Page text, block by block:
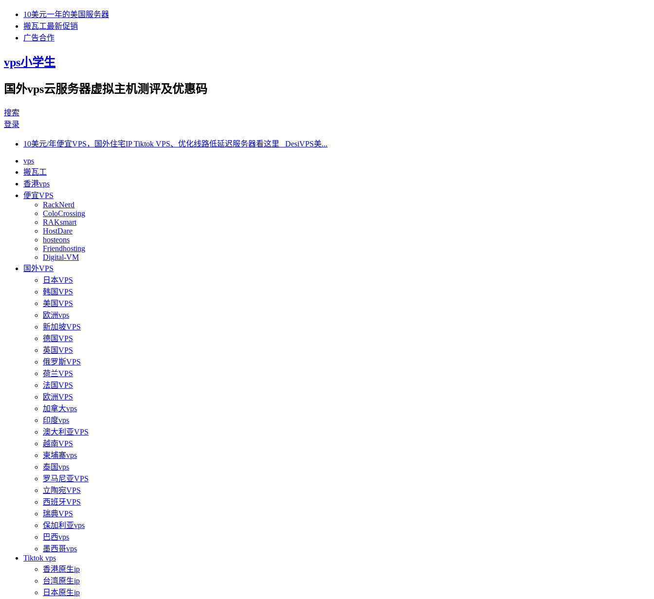
10美元一年的美国服务器
搬瓦工最新促销
广告合作
vps小学生
国外vps云服务器虚拟主机测评及优惠码
搜索
登录
10美元/年便宜VPS，国外住宅IP Tiktok VPS、优化线路低延迟服务器看这里 DesiVPS美...
vps
搬瓦工
香港vps
便宜VPS
RackNerd
ColoCrossing
RAKsmart
HostDare
hosteons
Friendhosting
Digital-VM
国外VPS
日本VPS
韩国VPS
美国VPS
欧洲vps
新加坡VPS
德国VPS
英国VPS
俄罗斯VPS
荷兰VPS
法国VPS
欧洲VPS
加拿大vps
印度vps
澳大利亚VPS
越南VPS
柬埔寨vps
泰国vps
罗马尼亚VPS
立陶宛VPS
西班牙VPS
瑞典VPS
保加利亚vps
巴西vps
墨西哥vps
Tiktok vps
香港原生ip
台湾原生ip
日本原生ip